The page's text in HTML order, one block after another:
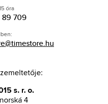
óra
89 709
s. r. o.
4